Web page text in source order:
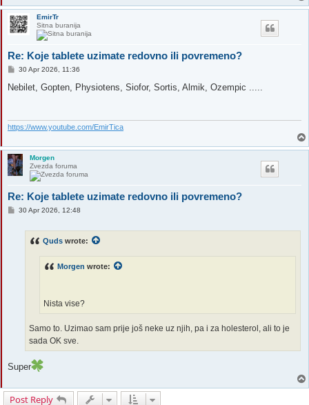
EmirTr
Sitna buranija
Re: Koje tablete uzimate redovno ili povremeno?
P
s
30 Apr 2026, 11:36
Nebilet, Gopten, Physiotens, Siofor, Sortis, Almik, Ozempic .....
https://www.youtube.com/EmirTica
Morgen
Zvezda foruma
Re: Koje tablete uzimate redovno ili povremeno?
P30 Apr 2026, 12:48
Quds wrote:
Morgen wrote:
Nista vise?
Samo to. Uzimao sam prije još neke uz njih, pa i za holesterol, ali to je
sada OK sve.
Super
Post Reply